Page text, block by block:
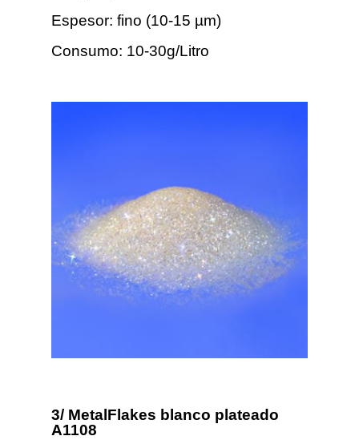
Espesor: fino (10-15 µm)
Consumo: 10-30g/Litro
3/ MetalFlakes blanco plateado
A1108